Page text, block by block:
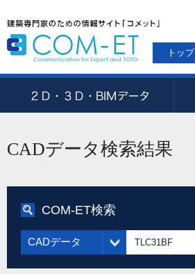
トップ
CADデータ検索結果
COM-ET検索
CADデータ